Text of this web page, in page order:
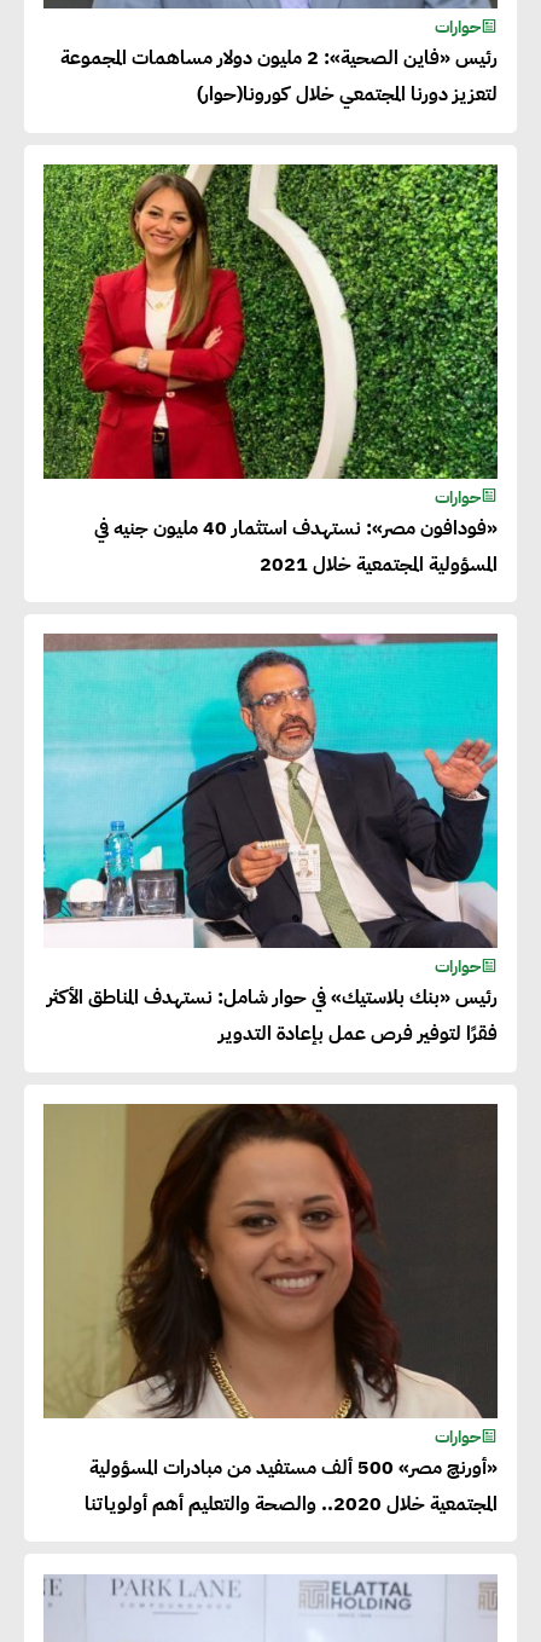
حوارات
رئيس «فاين الصحية»: 2 مليون دولار مساهمات المجموعة
لتعزيز دورنا المجتمعي خلال كورونا(حوار)
حوارات
«فودافون مصر»: نستهدف استثمار 40 مليون جنيه في
المسؤولية المجتمعية خلال 2021
حوارات
رئيس «بنك بلاستيك» في حوار شامل: نستهدف المناطق الأكثر
فقرًا لتوفير فرص عمل بإعادة التدوير
حوارات
«أورنچ مصر» 500 ألف مستفيد من مبادرات المسؤولية
المجتمعية خلال 2020.. والصحة والتعليم أهم أولوياتنا